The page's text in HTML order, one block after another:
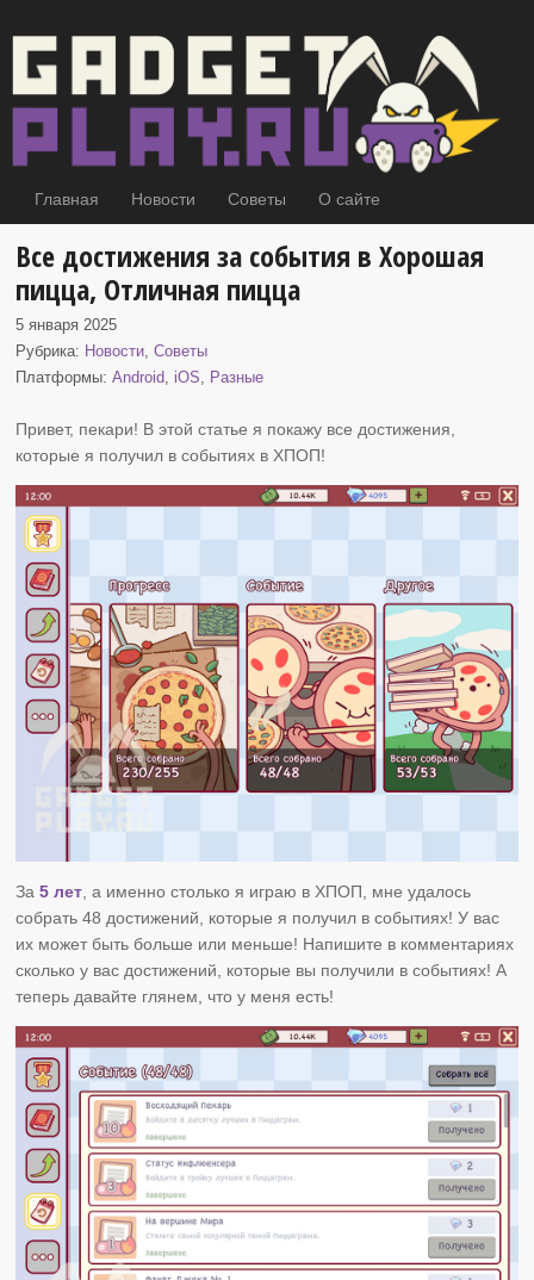
Главная Новости Советы О сайте
Все достижения за события в Хорошая
пицца, Отличная пицца
5 января 2025
Рубрика: Новости,Советы
Платформы:Android, iOS, Разные
Привет, пекари! В этой статье я покажу все достижения,
которые я получил в событиях в ХПОП!
За5 лет , а именно столько я играю в ХПОП, мне удалось
собрать 48 достижений, которые я получил в событиях! У вас
их может быть больше или меньше! Напишите в комментариях
сколько у вас достижений, которые вы получили в событиях! А
теперь давайте глянем, что у меня есть!